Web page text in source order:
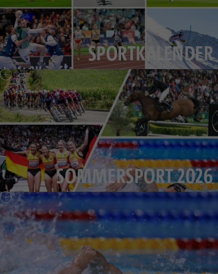
SPORTKALENDER
SOMMERSPORT 2026